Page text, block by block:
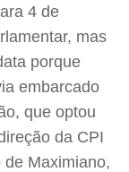
4 de
mas
porque
embarcado
que optou
da CPI
Maximiano,